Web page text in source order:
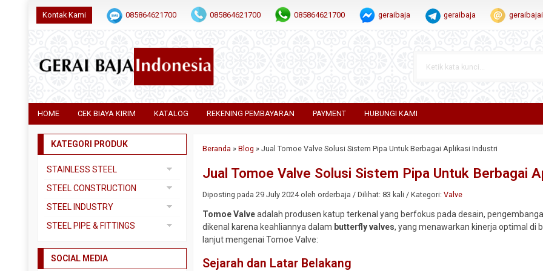
Kontak Kami 085864621700 085864621700 085864621700 geraibaja geraibaja
HOME CEK BIAYA KIRIM KATALOG REKENING PEMBAYARAN PAYMENT HUBUNGI KAMI
Beranda »Blog »Jual Tomoe Valve Solusi Sistem Pipa Untuk Berbagai Aplikasi Industri
Jual Tomoe Valve Solusi Sistem Pipa Untuk Berbagai
Diposting pada 29 July 2024 oleh orderbaja / Dilihat: 83 kali / Kategori:Valve
Tomoe Valveadalah produsen katup terkenal yang berfokus pada desain,
dikenal karena keahliannya dalam butterfly valves, yang menawarkan kinerja optimal di
lanjut mengenai Tomoe Valve:
Sejarah dan Latar Belakang
KATEGORI PRODUK
STAINLESS STEEL
Pipa SS304
Pipa SS310
Pipa SS316
Plat Bordes SS304
STEEL CONSTRUCTION
Besi Beton
Besi CNP
Besi UNP
STEEL INDUSTRY
Dual Plate
Plat A285 GR C
STEEL PIPE & FITTINGS
Ball Valve
SOCIAL MEDIA